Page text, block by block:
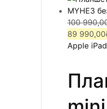
100
цена
89 990,00
Текущая
цена:
89
Apple